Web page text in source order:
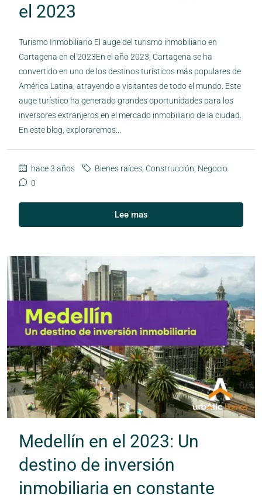
el 2023
Turismo Inmobiliario El auge del turismo inmobiliario en
Cartagena en el 2023En el año 2023, Cartagena se ha
convertido en uno de los destinos turísticos más populares de
América Latina, atrayendo a visitantes de todo el mundo. Este
auge turístico ha generado grandes oportunidades para los
inversores extranjeros en el mercado inmobiliario de la ciudad.
En este blog, exploraremos...
hace 3 años Bienes raíces Construcción Negocio
0
Lee mas
Medellín en el 2023: Un
destino de inversión
inmobiliaria en constante